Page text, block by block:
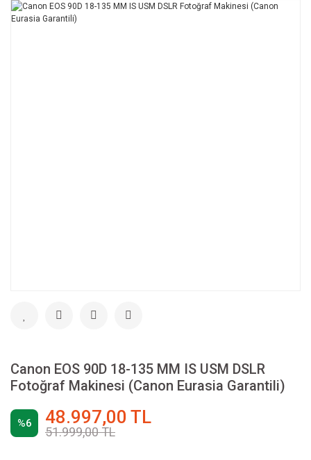
Canon EOS 90D 18-135 MM IS USM DSLR
Fotoğraf Makinesi (Canon Eurasia Garantili)
%6 48.997,00 TL
51.999,00 TL